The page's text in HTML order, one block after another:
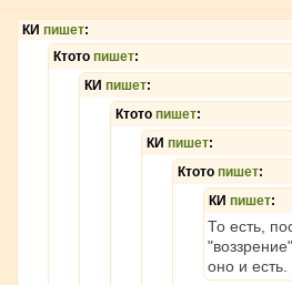
КИ пишет:
Ктото пишет:
КИ пишет:
Ктото пишет:
КИ пишет:
Ктото пишет:
КИ пишет:
То есть,
оно и есть.